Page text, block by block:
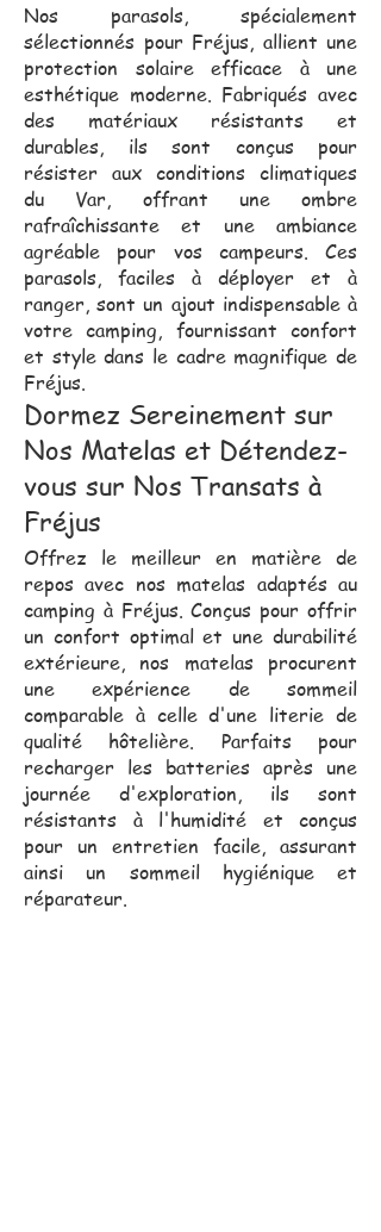
Nos parasols, spécialement
sélectionnés pour Fréjus, allient une
protection solaire efficace à une
esthétique moderne. Fabriqués avec
des matériaux résistants et
durables, ils sont conçus pour
résister aux conditions climatiques
du Var, offrant une ombre
rafraîchissante et une ambiance
agréable pour vos campeurs. Ces
parasols, faciles à déployer et à
ranger, sont un ajout indispensable à
votre camping, fournissant confort
et style dans le cadre magnifique de
Fréjus.
Dormez Sereinement sur
Nos Matelas et Détendez-
vous sur Nos Transats à
Fréjus
Offrez le meilleur en matière de
repos avec nos matelas adaptés au
camping à Fréjus. Conçus pour offrir
un confort optimal et une durabilité
extérieure, nos matelas procurent
une expérience de sommeil
comparable à celle d'une literie de
qualité hôtelière. Parfaits pour
recharger les batteries après une
journée d'exploration, ils sont
résistants à l'humidité et conçus
pour un entretien facile, assurant
ainsi un sommeil hygiénique et
réparateur.